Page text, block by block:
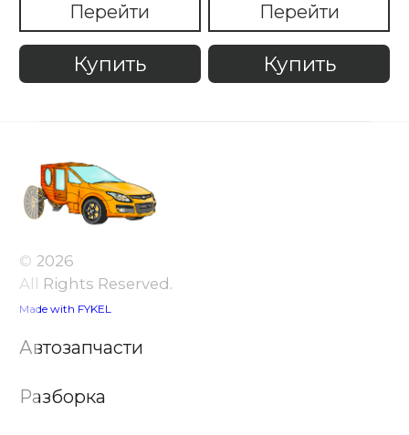
Перейти
Купить
Перейти
Купить
© 2026
All Rights Reserved.
Made with FYKEL
Автозапчасти
Разборка